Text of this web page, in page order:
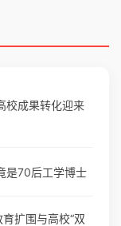
校成果转化迎来
是70后工学博士
扩围与高校“双